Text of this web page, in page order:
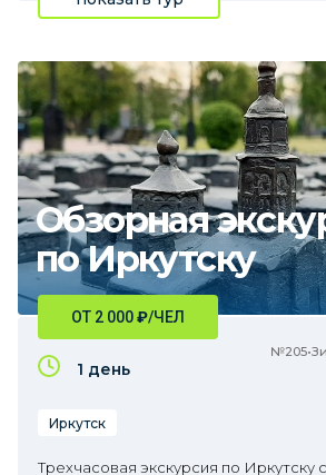
Обзорная
по Иркутску
ОТ 2 000₽/ЧЕЛ
1 день
Иркутск
Трехчасовая экскурсия по Иркутску